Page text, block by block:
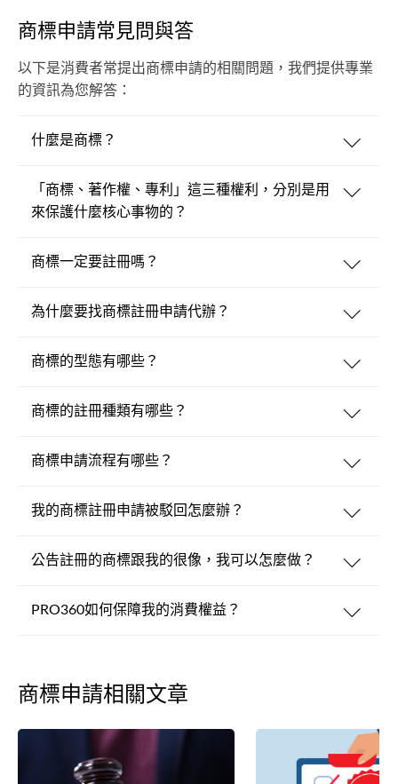
商標申請常見問與答
以下是消費者常提出商標申請的相關問題，我們提供專業
的資訊為您解答：
什麼是商標？
「商標、著作權、專利」這三種權利，分別是用
來保護什麼核心事物的？
商標一定要註冊嗎？
為什麼要找商標註冊申請代辦？
商標的型態有哪些？
商標的註冊種類有哪些？
商標申請流程有哪些？
我的商標註冊申請被駁回怎麼辦？
公告註冊的商標跟我的很像，我可以怎麼做？
PRO360如何保障我的消費權益？
商標申請相關文章